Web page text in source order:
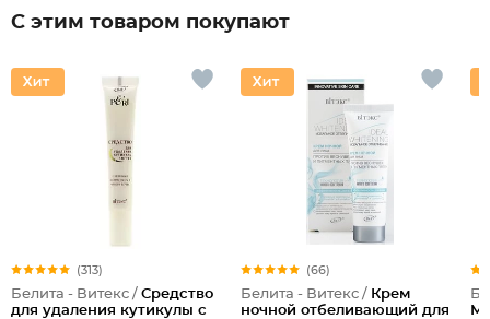
С этим товаром покупают
(313)
Белита - Витекс / Средство
для удаления кутикулы с
(66)
Белита - Витекс / Крем
ночной отбеливающий для